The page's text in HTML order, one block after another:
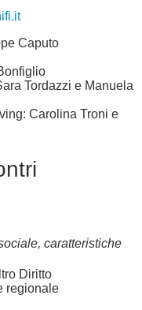
Caputo
Tordazzi e Manuela
Carolina Troni e
caratteristiche
Diritto
regionale